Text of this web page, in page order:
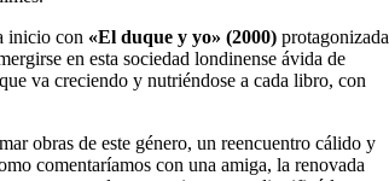
inicio con «El duque y yo» (2000) protagonizada
en esta sociedad londinense ávida de
va creciendo y nutriéndose a cada libro, con
obras de este género, un reencuentro cálido y
comentaríamos con una amiga, la renovada